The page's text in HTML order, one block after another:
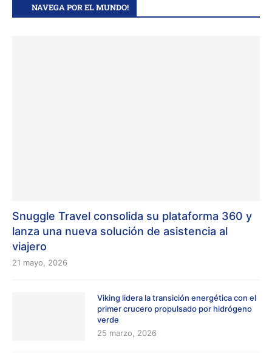
NAVEGA POR EL MUNDO!
Snuggle Travel consolida su plataforma 360 y
lanza una nueva solución de asistencia al
viajero
21 mayo, 2026
Viking lidera la transición energética con el
primer crucero propulsado por hidrógeno
verde
25 marzo, 2026